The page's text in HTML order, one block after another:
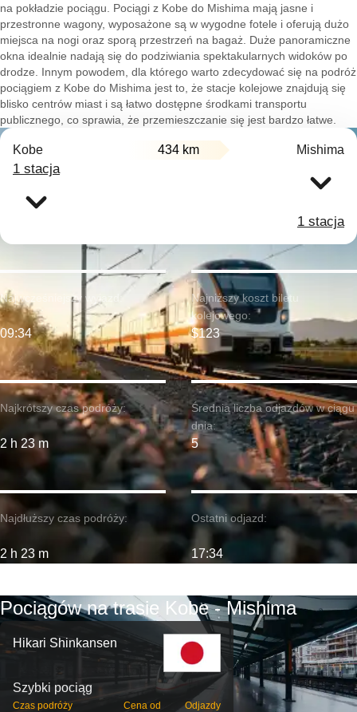
na pokładzie pociągu. Pociągi z Kobe do Mishima mają jasne i
przestronne wagony, wyposażone są w wygodne fotele i oferują dużo
miejsca na nogi oraz sporą przestrzeń na bagaż. Duże panoramiczne
okna idealnie nadają się do podziwiania spektakularnych widoków po
drodze. Innym powodem, dla którego warto zdecydować się na podróż
pociągiem z Kobe do Mishima jest to, że stacje kolejowe znajdują się
blisko centrów miast i są łatwo dostępne środkami transportu
publicznego, co sprawia, że przemieszczanie się jest bardzo łatwe.
Kobe 434 km Mishima
1 stacja
1 stacja
Najkrótszy czas podróży:
2 h 23 m
Najwcześniejszy wyjazd:
09:34
Najdłuższy czas podróży:
2 h 23 m
Najniższy koszt biletu
kolejowego:
$123
Średnia liczba odjazdów w ciągu
dnia:
5
Ostatni odjazd:
17:34
Pociągów na trasie Kobe - Mishima
Hikari Shinkansen
Szybki pociąg
Czas podróży Cena od Odjazdy